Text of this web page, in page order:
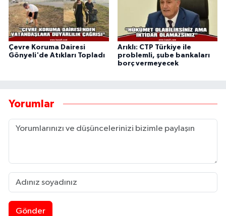
Çevre Koruma Dairesi
Gönyeli'de Atıkları Topladı
Arıklı: CTP Türkiye ile
problemli, şube bankaları
borç vermeyecek
Yorumlar
Gönder